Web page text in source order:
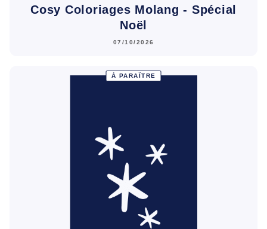
Cosy Coloriages Molang - Spécial
Noël
07/10/2026
À PARAÎTRE